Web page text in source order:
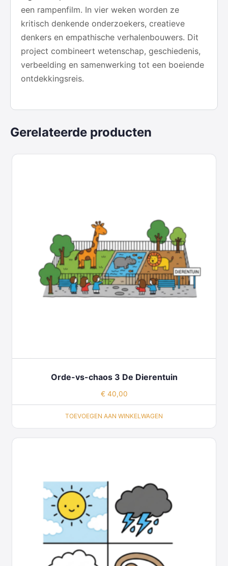
een rampenfilm. In vier weken worden ze
kritisch denkende onderzoekers, creatieve
denkers en empathische verhalenbouwers. Dit
project combineert wetenschap, geschiedenis,
verbeelding en samenwerking tot een boeiende
ontdekkingsreis.
Gerelateerde producten
Orde-vs-chaos 3 De Dierentuin
€ 40,00
TOEVOEGEN AAN WINKELWAGEN